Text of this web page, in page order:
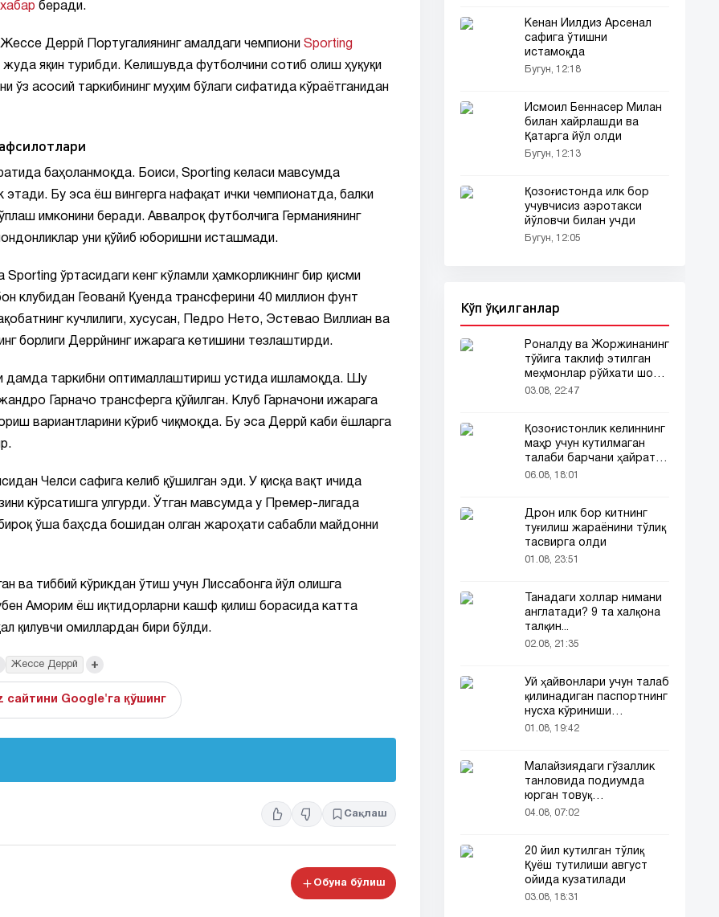
хабар беради.
Деррй Португалиянинг амалдаги чемпиони Sporting
яқин турибди. Келишувда футболчини сотиб олиш ҳуқуқи
ўз асосий таркибининг муҳим бўлаги сифатида кўраётганидан
баҳоланмоқда. Боиси, Sporting келаси мавсумда
Бу эса ёш вингерга нафақат ички чемпионатда, балки
имконини беради. Аввалроқ футболчига Германиянинг
уни қўйиб юборишни исташмади.
ўртасидаги кенг кўламли ҳамкорликнинг бир қисми
клубидан Геованй Қуенда трансферини 40 миллион фунт
кучлилиги, хусусан, Педро Нето, Эстевао Виллиан ва
борлиги Деррйнинг ижарага кетишини тезлаштирди.
дамда таркибни оптималлаштириш устида ишламоқда. Шу
Гарначо трансферга қўйилган. Клуб Гарначони ижарага
вариантларини кўриб чиқмоқда. Бу эса Деррй каби ёшларга
Челси сафига келиб қўшилган эди. У қисқа вақт ичида
кўрсатишга улгурди. Ўтган мавсумда у Премер-лигада
ўша баҳсда бошидан олган жароҳати сабабли майдонни
ва тиббий кўрикдан ўтиш учун Лиссабонга йўл олишга
Аморим ёш иқтидорларни кашф қилиш борасида катта
қилувчи омиллардан бири бўлди.
Жессе Деррй +
сайтини Google'га қўшинг
Сақлаш
Обуна бўлиш
Кенан Йилдиз Арсенал
сафига ўтишни
истамоқда
Бугун, 12:18
Исмоил Беннасер Милан
билан хайрлашди ва
Қатарга йўл олди
Бугун, 12:13
Қозоғистонда илк бор
учувчисиз аэротакси
йўловчи билан учди
Бугун, 12:05
Кўп ўқилганлар
Роналду ва Жоржинанинг
тўйига таклиф этилган
меҳмонлар рўйхати шов-
шувда
03.08, 22:47
Қозоғистонлик келиннинг
маҳр учун кутилмаган
талаби барчани ҳайратга
солди
06.08, 18:01
Дрон илк бор китнинг
туғилиш жараёнини тўлиқ
тасвирга олди
01.08, 23:51
Танадаги холлар нимани
англатади? 9 та халқона
талқин...
02.08, 21:35
Уй ҳайвонлари учун талаб
қилинадиган паспортнинг
нусха кўриниши
тармоқларда тарқалди
01.08, 19:42
Малайзиядаги гўзаллик
танловида подиумда
юрган товуқ
томошабинлар
04.08, 07:02
20 йил кутилган тўлиқ
Қуёш тутилиши август
ойида кузатилади
03.08, 18:31